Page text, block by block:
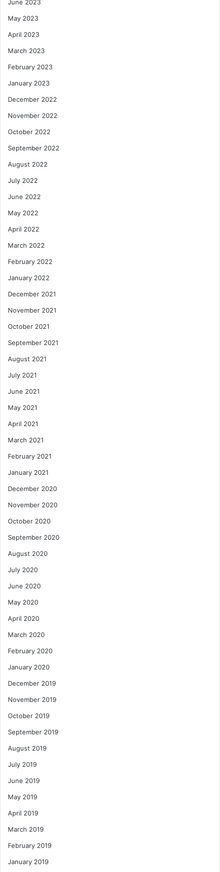
June 2023
May 2023
April 2023
March 2023
February 2023
January 2023
December 2022
November 2022
October 2022
September 2022
August 2022
July 2022
June 2022
May 2022
April 2022
March 2022
February 2022
January 2022
December 2021
November 2021
October 2021
September 2021
August 2021
July 2021
June 2021
May 2021
April 2021
March 2021
February 2021
January 2021
December 2020
November 2020
October 2020
September 2020
August 2020
July 2020
June 2020
May 2020
April 2020
March 2020
February 2020
January 2020
December 2019
November 2019
October 2019
September 2019
August 2019
July 2019
June 2019
May 2019
April 2019
March 2019
February 2019
January 2019